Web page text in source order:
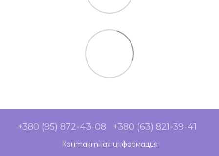
+380 (95) 872-43-08 +380 (63) 821-39-41
Контактная информация